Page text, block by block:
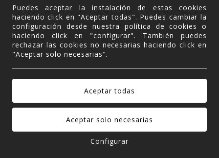
Puedes aceptar la instalación de estas cookies
haciendo click en "Aceptar todas". Puedes cambiar la
configuración desde nuestra política de cookies o
haciendo click en "configurar". También puedes
rechazar las cookies no necesarias haciendo click en
"Aceptar solo necesarias".
Configurar